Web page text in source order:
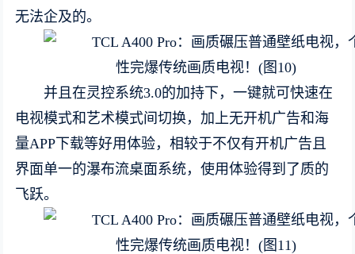
无法企及的。
并且在灵控系统3.0的加持下，一键就可快速在
电视模式和艺术模式间切换，加上无开机广告和海
量APP下载等好用体验，相较于不仅有开机广告且
界面单一的瀑布流桌面系统，使用体验得到了质的
飞跃。